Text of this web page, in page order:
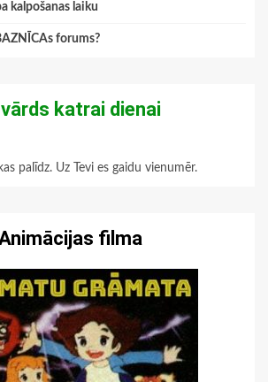
kalpošanas laiku
forums?
katrai dienai
palīdz. Uz Tevi es gaidu vienumēr.
filma